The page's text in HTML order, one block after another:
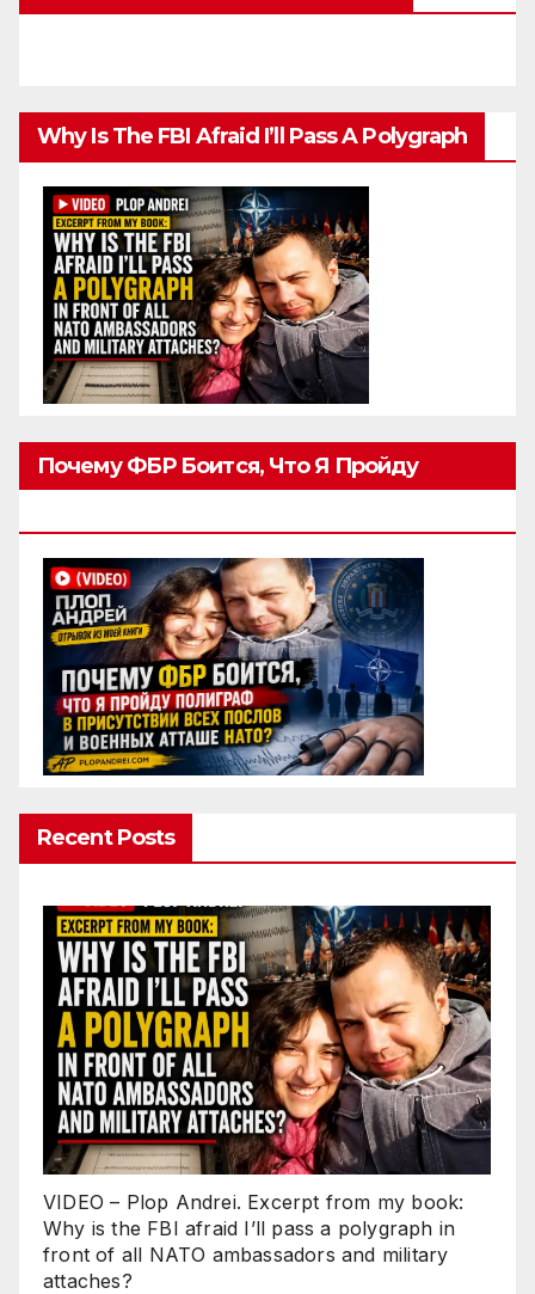
Why Is The FBI Afraid I’ll Pass A Polygraph
Почему ФБР Боится, Что Я Пройду
Recent Posts
VIDEO – Plop Andrei. Excerpt from my book:
Why is the FBI afraid I’ll pass a polygraph in
front of all NATO ambassadors and military
attaches?